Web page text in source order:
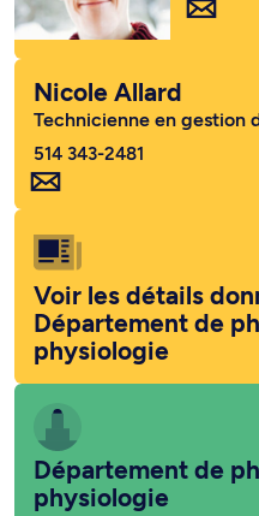
Nicole Allard
Technicienne en gestion
514 343-2481
Voir les détails
Département de
physiologie
Département de
physiologie